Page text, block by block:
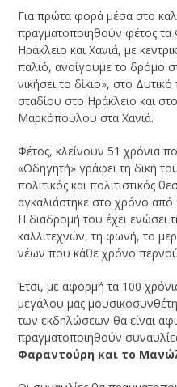
Για πρώτα φορά μέσα στο
πραγματοποιηθούν φέτος
Ηράκλειο και Χανιά,με
παλιό, ανοίγουμε το δρόμο
νικήσει το δίκιο», στο
σταδίου στο Ηράκλειο και
Μαρκόπουλου στα Χανιά.
Φέτος, κλείνουν 51 χρόνια
«Οδηγητή» γράφει τη δική
πολιτικός και πολιτιστικός
αγκαλιάστηκε στο χρόνο από
Η διαδρομή του έχει ενώσει
καλλιτεχνών, τη φωνή, το
νέων που κάθε χρόνο
Έτσι, με αφορμή τα 100
μεγάλου μας
των εκδηλώσεων θα είναι
πραγματοποιηθούν
Φαραντούρη και το